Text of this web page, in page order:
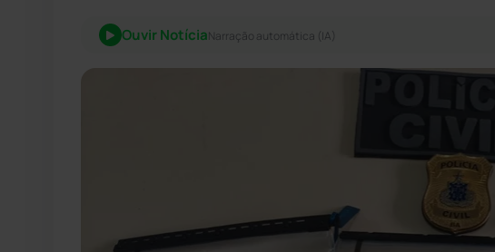
Ouvir NotíciaNarração automática (IA)